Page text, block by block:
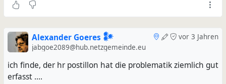
vor 3 Jahren
Alexander Goeres 𒀯
jabgoe2089@hub.netzgemeinde.eu
ich finde, der hr postillon hat die problematik ziemlich gut
erfasst ....